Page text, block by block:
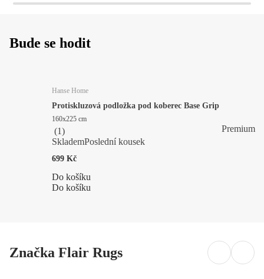
Bude se hodit
Hanse Home
Protiskluzová podložka pod koberec Base Grip
160x225 cm
(1)
SklademPoslední kousek
699 Kč
Do košíku
Do košíku
Premium
Značka Flair Rugs